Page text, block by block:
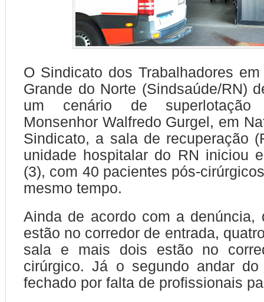
O Sindicato dos Trabalhadores
Grande do Norte (Sindsaúde/RN)
um cenário de
Monsenhor Walfredo Gurgel, em
Sindicato, a sala de recuperação
unidade hospitalar do RN iniciou
(3), com 40 pacientes pós-
mesmo tempo.
Ainda de acordo com a denúncia,
estão no corredor de entrada,
sala e mais dois estão no
cirúrgico. Já o segundo andar
fechado por falta de profissionais